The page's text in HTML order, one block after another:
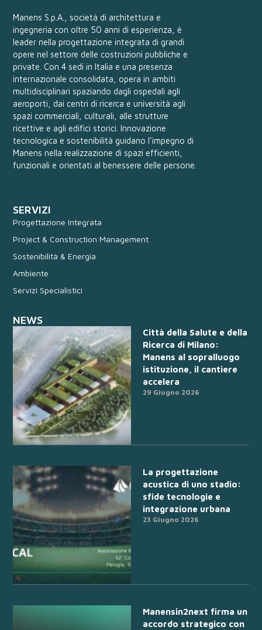
Manens S.p.A., società di architettura e
ingegneria con oltre 50 anni di esperienza, è
leader nella progettazione integrata di grandi
opere nel settore delle costruzioni pubbliche e
private. Con 4 sedi in Italia e una presenza
internazionale consolidata, opera in ambiti
multidisciplinari spaziando dagli ospedali agli
aeroporti, dai centri di ricerca e università agli
spazi commerciali, culturali, alle strutture
ricettive e agli edifici storici. Innovazione
tecnologica e sostenibilità guidano l’impegno di
Manens nella realizzazione di spazi efficienti,
funzionali e orientati al benessere delle persone.
SERVIZI
Progettazione Integrata
Project & Construction Management
Sostenibilità & Energia
Ambiente
Servizi Specialistici
NEWS
Città della Salute e della
Ricerca di Milano:
Manens al sopralluogo
istituzione, il cantiere
accelera
29 Giugno 2026
La progettazione
acustica di uno stadio:
sfide tecnologie e
integrazione urbana
23 Giugno 2026
Manensin2next firma un
accordo strategico con